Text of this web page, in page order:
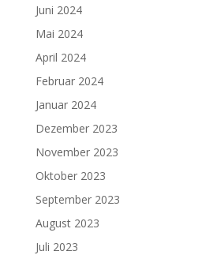
Juni 2024
Mai 2024
April 2024
Februar 2024
Januar 2024
Dezember 2023
November 2023
Oktober 2023
September 2023
August 2023
Juli 2023